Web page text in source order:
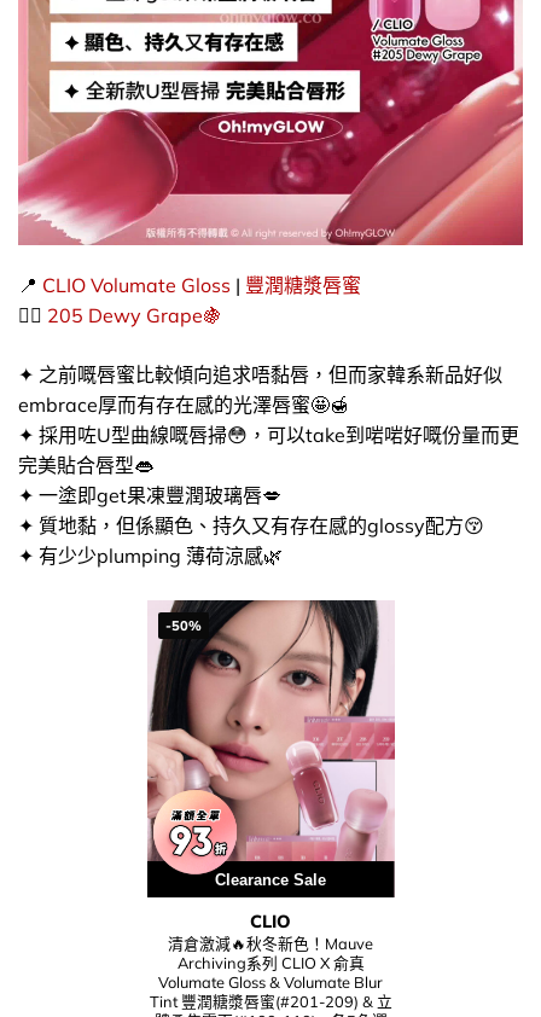
📍 CLIO Volumate Gloss | 豐潤糖漿唇蜜
👉🏻​ 205 Dewy Grape🍇
✦ ​之前嘅唇蜜比較傾向追求唔黏唇，但而家韓系新品好似
embrace厚而有存在感的光澤唇蜜🤩🍯
✦ 採用咗U型曲線嘅唇掃😳​，可以take到啱啱好嘅份量而更
完美貼合唇型👄
✦ 一塗即get果凍豐潤玻璃唇💋​
✦ 質地黏，但係顯色、持久又有存在感的glossy配方😚​
✦ 有少少plumping 薄荷涼感🌿
-50%
Clearance Sale
CLIO
清倉激減🔥秋冬新色！Mauve
Archiving系列 CLIO X 俞真
Volumate Gloss & Volumate Blur
Tint 豐潤糖漿唇蜜(#201-209) & 立